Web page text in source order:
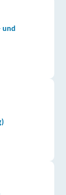
und